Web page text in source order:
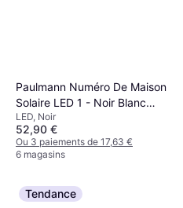
Paulmann Numéro De Maison
Solaire LED 1 - Noir Blanc
Chaud Noir Bande lumineuse
LED, Noir
52,90 €
Ou 3 paiements de 17,63 €
6 magasins
Tendance